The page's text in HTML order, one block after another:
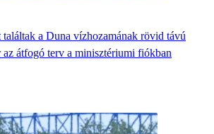
a Duna vízhozamának rövid távú
az átfogó terv a minisztériumi fiókban